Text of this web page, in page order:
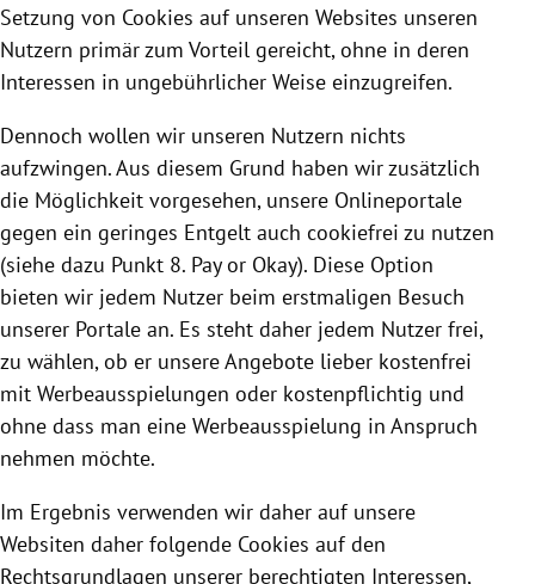
Setzung von Cookies auf unseren Websites unseren
Nutzern primär zum Vorteil gereicht, ohne in deren
Interessen in ungebührlicher Weise einzugreifen.
Dennoch wollen wir unseren Nutzern nichts
aufzwingen. Aus diesem Grund haben wir zusätzlich
die Möglichkeit vorgesehen, unsere Onlineportale
gegen ein geringes Entgelt auch cookiefrei zu nutzen
(siehe dazu Punkt 8. Pay or Okay). Diese Option
bieten wir jedem Nutzer beim erstmaligen Besuch
unserer Portale an. Es steht daher jedem Nutzer frei,
zu wählen, ob er unsere Angebote lieber kostenfrei
mit Werbeausspielungen oder kostenpflichtig und
ohne dass man eine Werbeausspielung in Anspruch
nehmen möchte.
Im Ergebnis verwenden wir daher auf unsere
Websiten daher folgende Cookies auf den
Rechtsgrundlagen unserer berechtigten Interessen,